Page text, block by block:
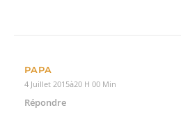
PAPA
4 Juillet 2015à20 H 00 Min
Répondre